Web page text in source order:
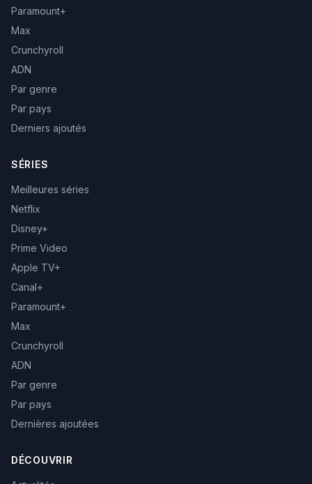
Paramount+
Max
Crunchyroll
ADN
Par genre
Par pays
Derniers ajoutés
SÉRIES
Meilleures séries
Netflix
Disney+
Prime Video
Apple TV+
Canal+
Paramount+
Max
Crunchyroll
ADN
Par genre
Par pays
Dernières ajoutées
DÉCOUVRIR